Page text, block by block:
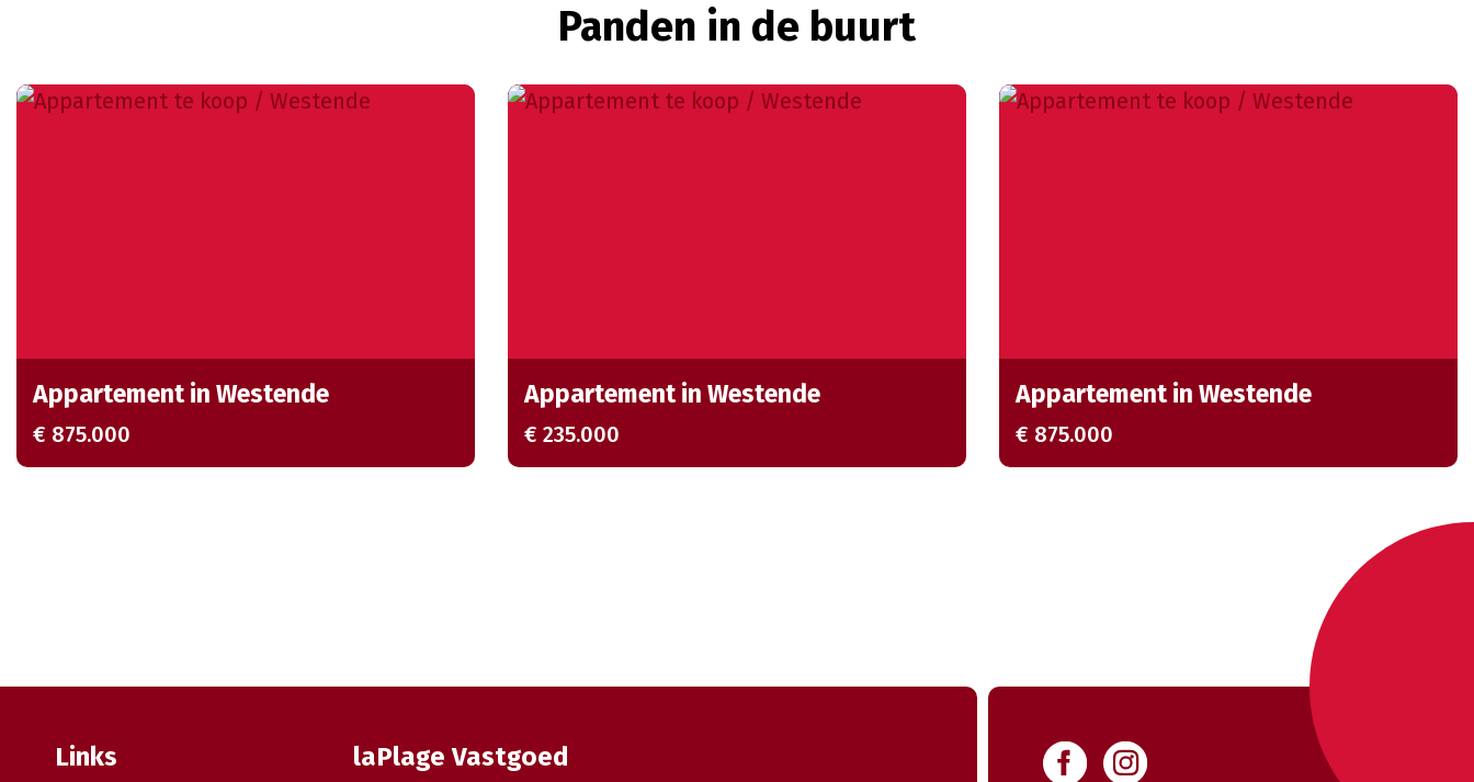
Panden in de buurt
Appartement in Westende
€ 875.000
Appartement in Westende
€ 235.000
Appartement in Westende
€ 875.000
Links laPlage Vastgoed